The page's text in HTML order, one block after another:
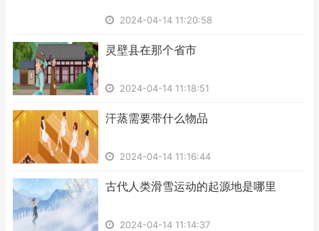
2024-04-14 11:20:58
​灵壁县在那个省市
2024-04-14 11:18:51
​汗蒸需要带什么物品
2024-04-14 11:16:44
​古代人类滑雪运动的起源地是哪里
2024-04-14 11:14:37